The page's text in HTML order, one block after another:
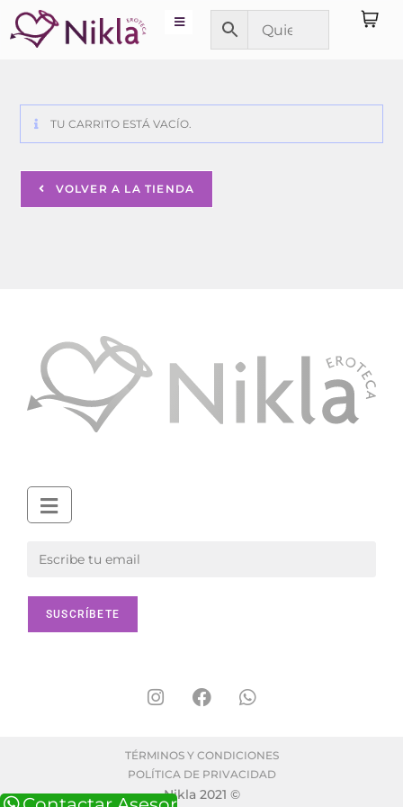
TU CARRITO ESTÁ VACÍO.
VOLVER A LA TIENDA
TÉRMINOS Y CONDICIONES
POLÍTICA DE PRIVACIDAD
Nikla 2021 ©